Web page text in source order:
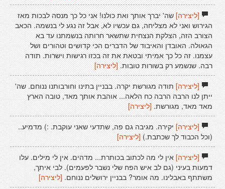
[ליצירה]שה' יברך אותך ואת כולנו! אני כל כך מנסה לבכות מאז
הגירוש ואני לא מצליחה, גם עכשיו לא, אבל זה נגע לי בנשמה. הכאב
הצורב הזה, הצלקת הנצחית שתשאר חרותה בנשמתנו עד בא
הגאולה. האובדן והאיבוד של הדברים הכי קדושים וטהורים ושל
עצמנו. זה כל כך אמיתי ובטאת את זה בכזו רגישות וישרות. תודה
רבה. שנשמע רק בשורות טובות. [ליצירה]
[ליצירה]תודה מגורשת יקרה. בבניין בתינו וחורבותנו ננוחם. שה'
ייתן לנו הרבה הרבה כח הלאה... אוהבת אותך מאד, טובה הארץ
מאד מאד, מגורשת.[ליצירה]
[ליצירה]יקירה. מגיבה גם פה, שתדעי שאני עוקבת. :) מדמיע..
(וכל הכבוד לך שכתבת.) [ליצירה]
[ליצירה]אין לי מה לכתוב בכותרת... מדהים. אין לי מילים. עלו
דמעות בעיני (גם לב איש הפח שלי נשבר לפעמים). לבי איתך,
משתתף באבלינו. מה אומר? בבניין ירושלים ננוחם. [ליצירה]